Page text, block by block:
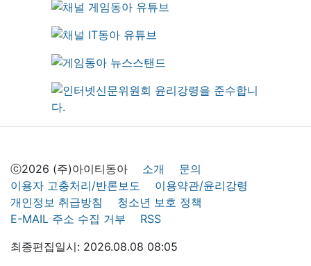
ⓒ2026 (주)아이티동아 소개
문의
이용자 고충처리/반론보도
이용약관/윤리강령
개인정보 취급방침
청소년 보호 정책
E-MAIL 주소 수집 거부
RSS
최종편집일시: 2026.08.08 08:05